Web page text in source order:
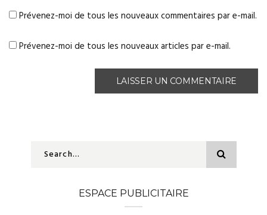
Prévenez-moi de tous les nouveaux commentaires par e-mail.
Prévenez-moi de tous les nouveaux articles par e-mail.
ESPACE PUBLICITAIRE